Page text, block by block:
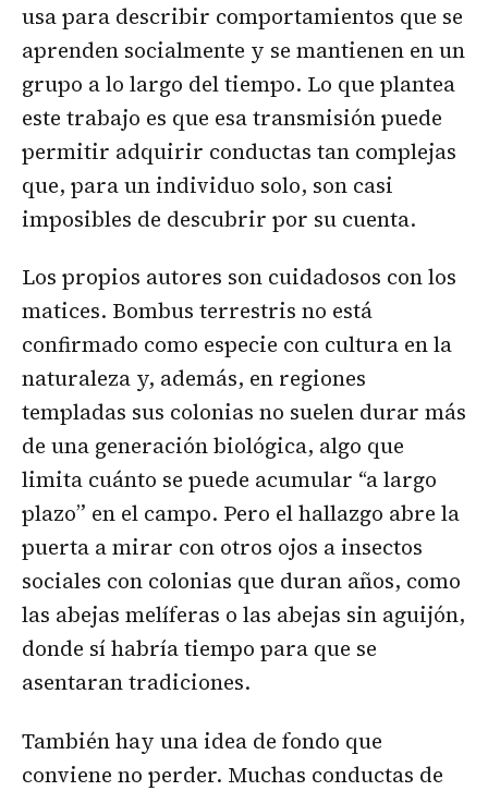
usa para describir comportamientos que se
aprenden socialmente y se mantienen en un
grupo a lo largo del tiempo. Lo que plantea
este trabajo es que esa transmisión puede
permitir adquirir conductas tan complejas
que, para un individuo solo, son casi
imposibles de descubrir por su cuenta.
Los propios autores son cuidadosos con los
matices. Bombus terrestris no está
confirmado como especie con cultura en la
naturaleza y, además, en regiones
templadas sus colonias no suelen durar más
de una generación biológica, algo que
limita cuánto se puede acumular “a largo
plazo” en el campo. Pero el hallazgo abre la
puerta a mirar con otros ojos a insectos
sociales con colonias que duran años, como
las abejas melíferas o las abejas sin aguijón,
donde sí habría tiempo para que se
asentaran tradiciones.
También hay una idea de fondo que
conviene no perder. Muchas conductas de